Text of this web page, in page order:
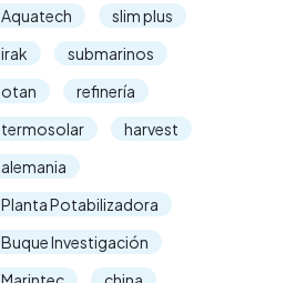
Aquatech
slim plus
irak
submarinos
otan
refinería
termosolar
harvest
alemania
Planta Potabilizadora
Buque Investigación